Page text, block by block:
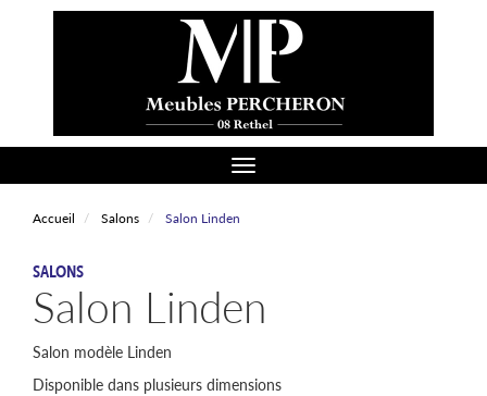
Toggle navigation
Accueil Salons Salon Linden
CATÉGORIE
SALONS
Salon Linden
Salon modèle Linden
Disponible dans plusieurs dimensions